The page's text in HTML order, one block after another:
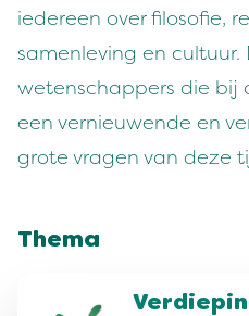
iedereen over filosofie,
samenleving en cultuur.
wetenschappers die bij
een vernieuwende en
grote vragen van deze
Thema